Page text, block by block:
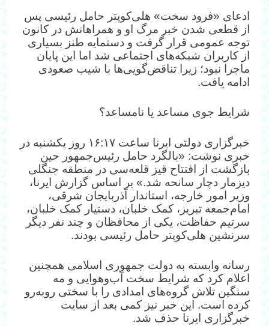
ادعای «فرود سخت» هلی‌کوپتر حامل رئیسی پس
از قطعی شدن خبر مرگ او و همراهانش در کانون
توجه عمومی قرار گرفت و دستمایه طنز بسیاری
از کاربران شبکه‌های اجتماعی شد اما این پایان
ماجرا نبود؛ زیرا تناقض‌گویی‌ها با شیب صعودی
ادامه یافت.
شرایط جوی مساعد یا نامساعد؟
خبرگزاری دولتی ایرنا ساعت ۱۶:۱۷ روز یکشنبه در
خبری نوشت: «بالگرد حامل رئیس‌جمهور حین
بازگشت از افتتاح قیز قلعه‌سی در منطقه جنگلی
دیزمار دچار سانحه شد.» بر اساس گزارش ایرنا،
وزیر امور خارجه، استاندار آذربایجان شرقی،
امام‌جمعه تبریز، کمک خلبان، دستیار کمک خلبان،
سرتیم حفاظت، یکی از محافظان و چند نفر دیگر
سرنشین هلی‌کوپتر حامل رئیسی بودند.
رسانه وابسته به دولت جمهوری اسلامی همچنین
اعلام کرد که شرایط سخت آب‌وهوایی و مه
سنگین تلاش گروه‌های امدادی را با سختی روبه‌رو
کرده است. این خبر نیز کمی بعد از سایت
خبرگزاری ایرنا حذف شد.